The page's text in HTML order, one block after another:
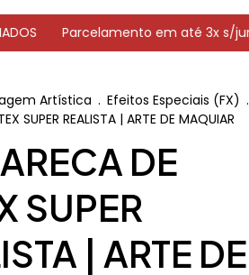
Parcelamento em até 3x s/juros
Artística . Efeitos Especiais (FX) .
SUPER REALISTA | ARTE DE MAQUIAR
DE
SUPER
| ARTE DE